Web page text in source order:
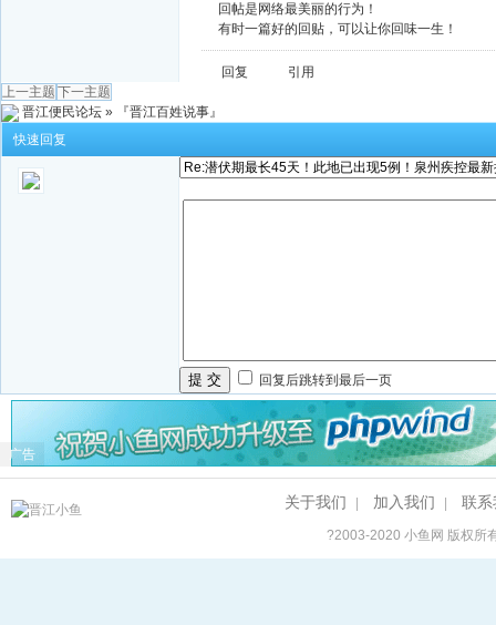
回帖是网络最美丽的行为！
有时一篇好的回贴，可以让你回味一生！
回复
引用
上一主题 下一主题
晋江便民论坛 »
『晋江百姓说事』
快速回复
提 交 回复后跳转到最后一页
广告
关于我们 加入我们 联系
?2003-2020小鱼网 版权所